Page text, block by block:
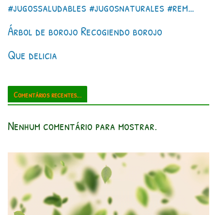
#jugossaludables #jugosnaturales #rem…
Árbol de borojo Recogiendo borojo
Que delicia
Comentários recentes...
Nenhum comentário para mostrar.